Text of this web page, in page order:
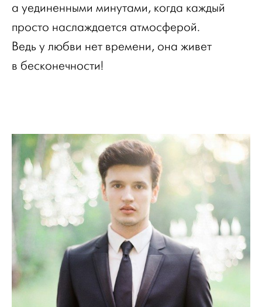
а уединенными минутами, когда каждый
просто наслаждается атмосферой.
Ведь у любви нет времени, она живет
в бесконечности!